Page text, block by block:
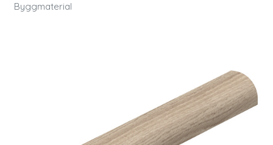
Byggmaterial